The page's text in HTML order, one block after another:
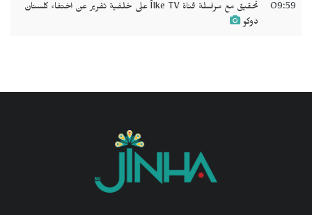
09:59
تحقيق مع مراسلة قناة Îlke TV على خلفية تقرير عن اختفاء كلستان
دوكو